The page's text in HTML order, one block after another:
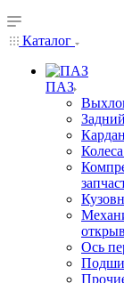
Каталог
ПАЗ
Ось